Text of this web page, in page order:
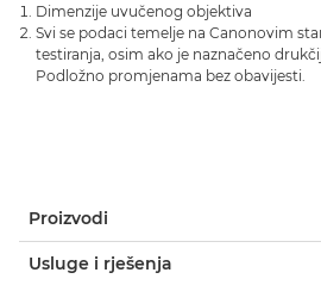
Dimenzije uvučenog objektiva
Svi se podaci temelje na Canonovim
testiranja, osim ako je naznačeno
Podložno promjenama bez obavijesti.
Proizvodi
Usluge i rješenja